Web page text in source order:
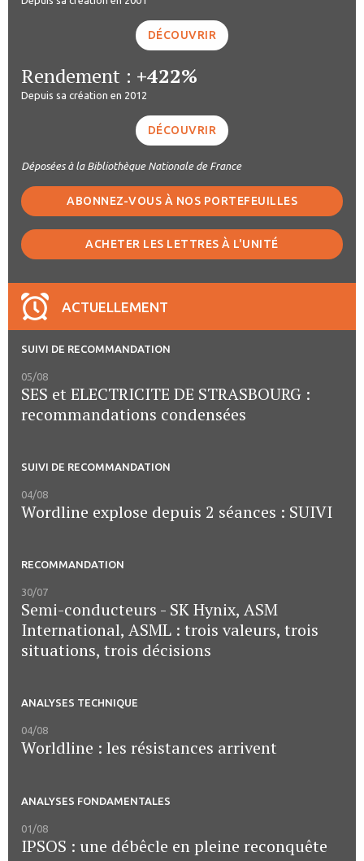
DÉCOUVRIR
Rendement : +422%
Depuis sa création en 2012
DÉCOUVRIR
Déposées à la Bibliothèque Nationale de France
ABONNEZ-VOUS À NOS PORTEFEUILLES
ACHETER LES LETTRES À L'UNITÉ
ACTUELLEMENT
SUIVI DE RECOMMANDATION
05/08
SES et ELECTRICITE DE STRASBOURG :
recommandations condensées
SUIVI DE RECOMMANDATION
04/08
Wordline explose depuis 2 séances : SUIVI
RECOMMANDATION
30/07
Semi-conducteurs - SK Hynix, ASM
International, ASML : trois valeurs, trois
situations, trois décisions
ANALYSES TECHNIQUE
04/08
Worldline : les résistances arrivent
ANALYSES FONDAMENTALES
01/08
IPSOS : une débêcle en pleine reconquête